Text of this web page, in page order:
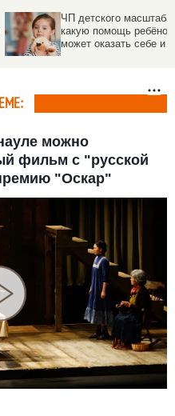
ЧП детского масштаба:
какую помощь ребёнок
может оказать себе и
можно
фильм с "русской
"Оскар"